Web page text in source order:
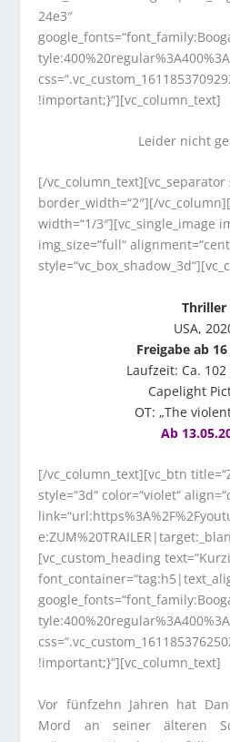
24e3″
!important;}“][vc_column_text]
Leider nicht
[/vc_column_text][vc_separator
border_width=“2″][/
width=“1/3″][vc_single_image
img_size=“full“
Thriller
USA,
Freigabe ab
Laufzeit: Ca.
Capelight
OT: „The
Ab
[/vc_column_text][vc_btn
style=“3d“ color=“violet“
[vc_custom_heading
!important;}“][vc_column_text]
Vor fünfzehn Jahren hat
Mord an seiner älteren